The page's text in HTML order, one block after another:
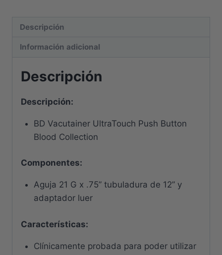
Descripción
Información adicional
Descripción
Descripción:
BD Vacutainer UltraTouch Push Button
Blood Collection
Componentes:
Aguja 21 G x .75” tubuladura de 12” y
adaptador luer
Características:
Clínicamente probada para poder utilizar